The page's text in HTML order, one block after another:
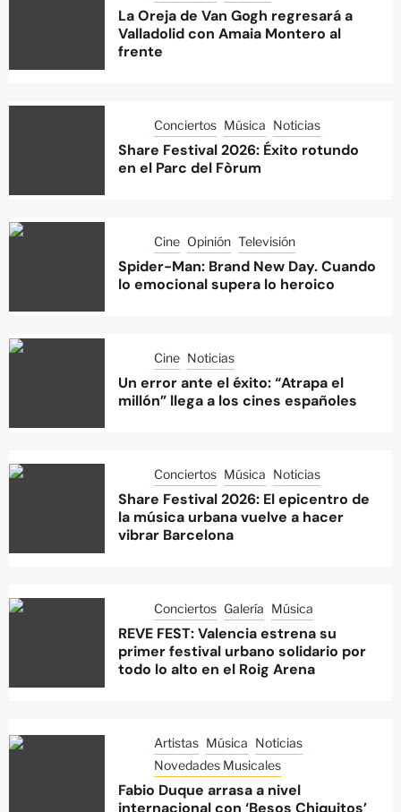
La Oreja de Van Gogh regresará a
Valladolid con Amaia Montero al
frente
Conciertos Música Noticias
Share Festival 2026: Éxito rotundo
en el Parc del Fòrum
Cine Opinión Televisión
Spider-Man: Brand New Day. Cuando
lo emocional supera lo heroico
Cine Noticias
Un error ante el éxito: “Atrapa el
millón” llega a los cines españoles
Conciertos Música Noticias
Share Festival 2026: El epicentro de
la música urbana vuelve a hacer
vibrar Barcelona
Conciertos Galería Música
REVE FEST: Valencia estrena su
primer festival urbano solidario por
todo lo alto en el Roig Arena
Artistas Música Noticias
Novedades Musicales
Fabio Duque arrasa a nivel